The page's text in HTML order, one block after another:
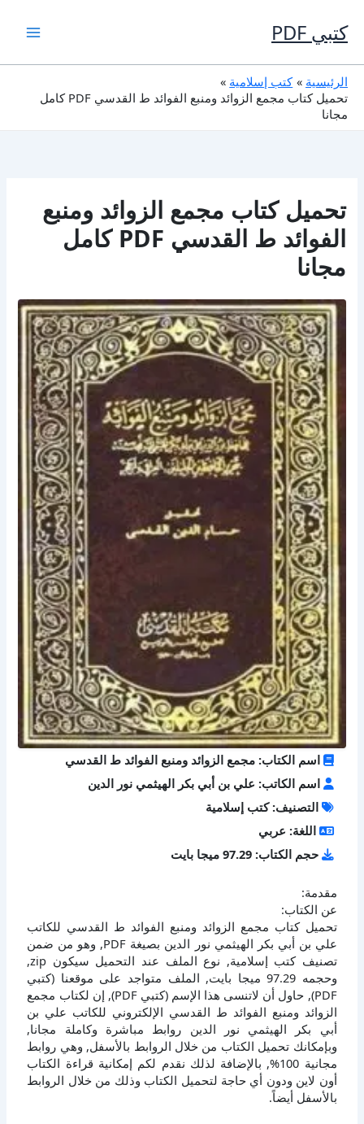
إلى
المحتوى
كتبي PDF
الرئيسية
كتب إسلامية
تحميل كتاب مجمع الزوائد ومنبع الفوائد ط القدسي PDF كامل
مجانا
تحميل كتاب مجمع الزوائد ومنبع
الفوائد ط القدسي PDF كامل
مجانا
اسم الكتاب: مجمع الزوائد ومنبع الفوائد ط القدسي
اسم الكاتب: علي بن أبي بكر الهيثمي نور الدين
التصنيف: كتب إسلامية
اللغة: عربي
حجم الكتاب: 97.29 ميجا بايت
مقدمة:
عن الكتاب:
تحميل كتاب مجمع الزوائد ومنبع الفوائد ط القدسي للكاتب
علي بن أبي بكر الهيثمي نور الدين بصيغة PDF, وهو من ضمن
تصنيف كتب إسلامية, نوع الملف عند التحميل سيكون zip,
وحجمه 97.29 ميجا بايت, الملف متواجد على موقعنا (كتبي
PDF), حاول أن لاتنسى هذا الإسم (كتبي PDF), إن لكتاب مجمع
الزوائد ومنبع الفوائد ط القدسي الإلكتروني للكاتب علي بن
أبي بكر الهيثمي نور الدين روابط مباشرة وكاملة مجانا,
وبإمكانك تحميل الكتاب من خلال الروابط بالأسفل, وهي روابط
مجانية 100%, بالإضافة لذلك نقدم لكم إمكانية قراءة الكتاب
أون لاين ودون أي حاجة لتحميل الكتاب وذلك من خلال الروابط
بالأسفل أيضاً.